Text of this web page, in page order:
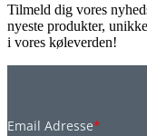
Tilmeld dig vores
nyeste produkter,
i vores køleverden!
Email Adresse*